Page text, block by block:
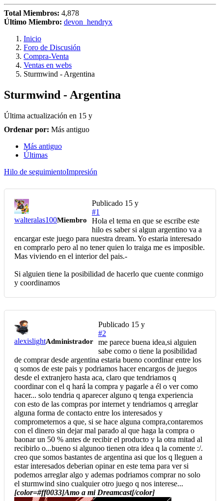
Total Miembros: 4,878
Último Miembro: devon_hendryx
Inicio
Foro de Discusión
Compra-Venta
Ventas en webs
Sturmwind - Argentina
Sturmwind - Argentina
Última actualización en 15 y
Ordenar por: Más antiguo
Más antiguo
Últimas
Hilo de seguimientoImpresión
walteralas100Miembro
Publicado 15 y
#1
Hola el tema en que se escribe este
hilo es saber si algun argentino va a
encargar este juego para nuestra dream. Yo estaria interesado
en comprarlo pero al no tener quien lo traiga me es imposible.
Mas viviendo en el interior del pais.-
Si alguien tiene la posibilidad de hacerlo que cuente conmigo
y coordinamos
alexislightAdministrador
Publicado 15 y
#2
me parece buena idea,si alguien
sabe como o tiene la posibilidad
de comprar desde argentina estaria bueno coordinar entre los
q somos de este pais y podriamos hacer encargos de juegos
desde el extranjero hasta aca, claro que tendriamos q
coordinar con el q hará la compra y pagarle a él o ver como
hacer... solo tendria q aparecer alguno q tenga experiencia
con esto de las compras por internet y tendriamos q arreglar
alguna forma de contacto entre los interesados y
comprometernos a que, si se hace alguna compra,contaremos
con el dinero sin dejar mal parado al que haga la compra o
baonar un 50 % antes de recibir el producto y la otra mitad al
recibirlo o...bueno si algunoo tienen otra idea q la comente :/.
creo que somos bastantes de argentina asi que los q lleguen a
estar interesados deberian opinar en este tema para ver si
podemos arreglar algo y ademas podriamos comprar no solo
el sturmwind sino cualquier otro juego q nos interese...
[color=#ff0033]Amo a mi Dreamcast[/color]